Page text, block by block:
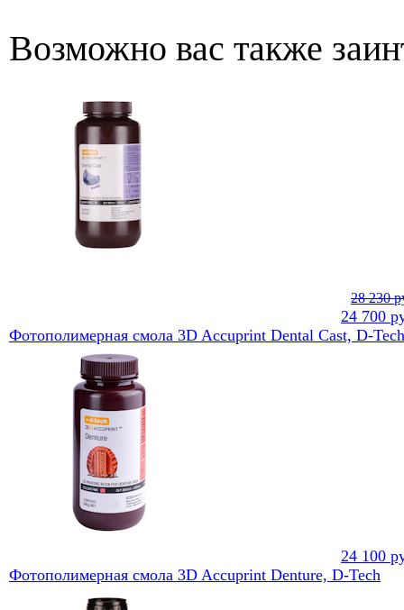
Возможно вас также
28 230
24 700
Фотополимерная смола 3D Accuprint Dental Cast, D-Tech
24 100
Фотополимерная смола 3D Accuprint Denture, D-Tech